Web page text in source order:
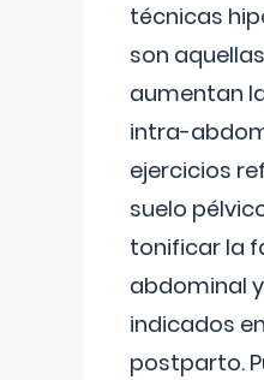
técnicas
son
aumentan
intra-
ejercicios
suelo
tonificar la
abdominal
indicados
postparto.